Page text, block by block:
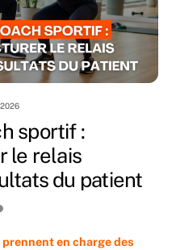
sportif :
le relais
du patient
en charge des